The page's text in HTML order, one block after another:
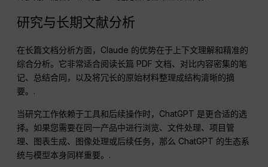
研究与长期文献分析
在长篇文档分析方面，Claude 的优势在于上下文理解和精准的
综合分析。它非常适合阅读长篇 PDF 文档、对比内容密集的笔
记、总结合同，以及将冗长的原始材料整理成结构清晰的摘
要。.
当研究工作依赖于工具和后续操作时，ChatGPT 是更合适的选
择。如果您需要在同一产品中进行浏览、文件处理、项目管
理、图表生成、图像处理或后续任务，那么 ChatGPT 的生态系
统与模型本身同样重要。.